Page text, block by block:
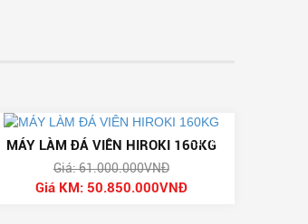
-17%
MÁY LÀM ĐÁ VIÊN HIROKI 160KG
Giá: 61.000.000VNĐ
Giá KM: 50.850.000VNĐ